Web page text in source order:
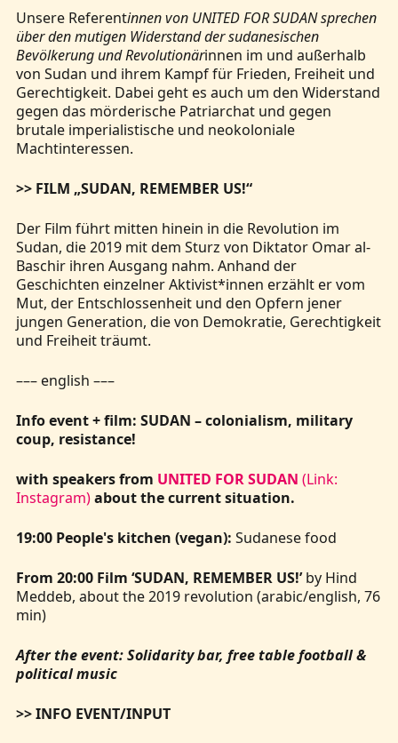
Unsere Referentinnen von UNITED FOR SUDAN sprechen
über den mutigen Widerstand der sudanesischen
Bevölkerung und Revolutionärinnen im und außerhalb
von Sudan und ihrem Kampf für Frieden, Freiheit und
Gerechtigkeit. Dabei geht es auch um den Widerstand
gegen das mörderische Patriarchat und gegen
brutale imperialistische und neokoloniale
Machtinteressen.
>> FILM „SUDAN, REMEMBER US!“
Der Film führt mitten hinein in die Revolution im
Sudan, die 2019 mit dem Sturz von Diktator Omar al-
Baschir ihren Ausgang nahm. Anhand der
Geschichten einzelner Aktivist*innen erzählt er vom
Mut, der Entschlossenheit und den Opfern jener
jungen Generation, die von Demokratie, Gerechtigkeit
und Freiheit träumt.
––– english –––
Info event + film: SUDAN – colonialism, military
coup, resistance!
with speakers from UNITED FOR SUDAN (Link:
Instagram)about the current situation.
19:00 People's kitchen (vegan): Sudanese food
From 20:00 Film ‘SUDAN, REMEMBER US!’by Hind
Meddeb, about the 2019 revolution (arabic/english, 76
min)
After the event: Solidarity bar, free table football &
political music
>> INFO EVENT/INPUT